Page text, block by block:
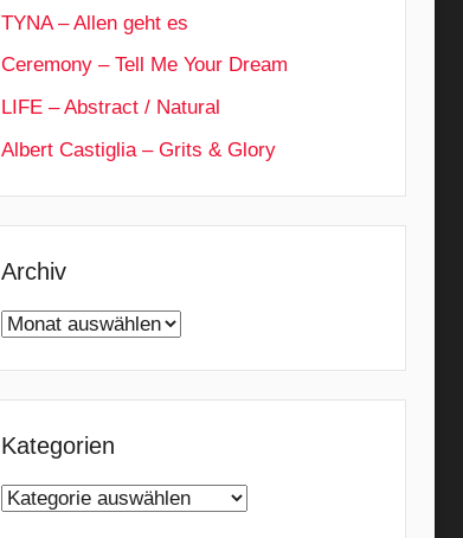
TYNA – Allen geht es
Ceremony – Tell Me Your Dream
LIFE – Abstract / Natural
Albert Castiglia – Grits & Glory
Archiv
Archiv
Kategorien
Kategorien